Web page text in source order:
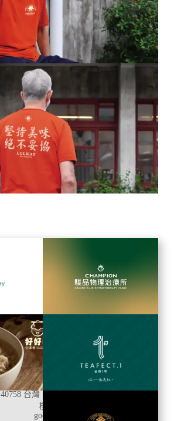
40758 台灣 台中市龍井區遊園南路131-1號2
樓
goodbrand.tw@gmail.com